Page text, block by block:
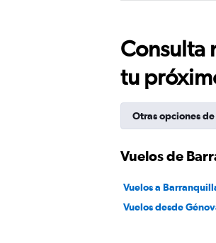
Consulta
tu
Otras opciones
Vuelos de
Vuelos a
Vuelos desde